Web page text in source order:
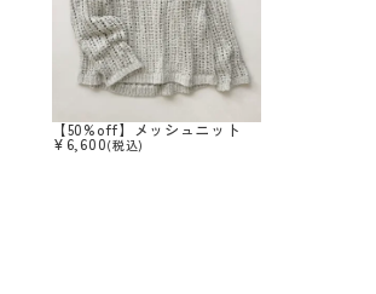
【50%off】メッシュニット
¥6,600(税込)